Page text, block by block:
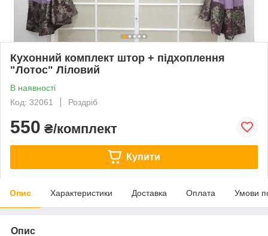
Кухонний комплект штор + підхоплення
"Лотос" Ліловий
В наявності
Код: 32061
Роздріб
550 ₴/комплект
Купити
Опис Характеристики Доставка Оплата Умови
Опис